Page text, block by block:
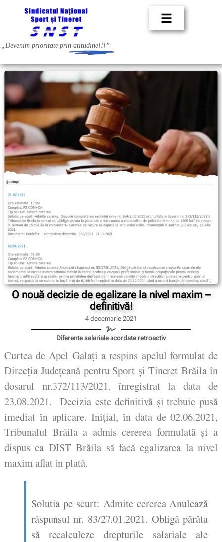
„Devenim prioritate prin atitudine!!!”
O nouă decizie de egalizare la nivel maxim –
definitivă!
4 decembrie 2021
Diferente salariale acordate retroactiv
Curtea de Apel Galați a respins apelul formulat de
Direcția Județeană pentru Sport și Tineret Brăila în
dosarul nr.372/113/2021, înregistrat la data de
23.08.2021. Decizia este definitivă și trebuie pusă
imediat în aplicare. Inițial, în data de 02.06.2021,
Tribunalul Brăila a admis cererea formulată și a
dispus ca DJST Brăila să facă egalizarea la nivel
maxim aflat în plată.
Solutia pe scurt: Admite cererea Anulează
răspunsul nr. 83/27.01.2021. Obligă pârâta
să recalculeze drepturile salariale ale